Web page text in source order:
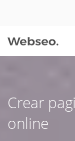
Crear
online